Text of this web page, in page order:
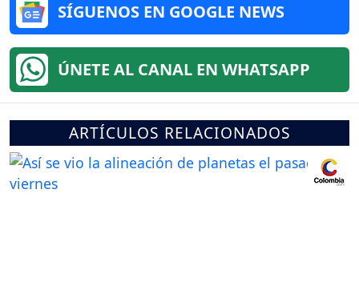
SÍGUENOS EN GOOGLE NEWS
ÚNETE AL CANAL EN WHATSAPP
ARTÍCULOS RELACIONADOS